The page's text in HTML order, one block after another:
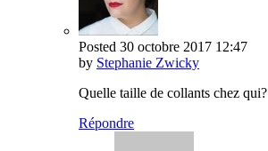
Posted 30 octobre 2017 12:47
by Stephanie Zwicky
Quelle taille de collants chez qui?
Répondre